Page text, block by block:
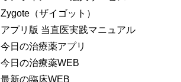
Zygote（ザイゴット）
アプリ版 当直医実践マニュアル
今日の治療薬アプリ
今日の治療薬WEB
最新の臨床WEB